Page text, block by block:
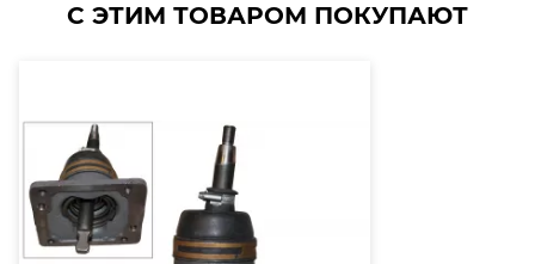
С ЭТИМ ТОВАРОМ ПОКУПАЮТ